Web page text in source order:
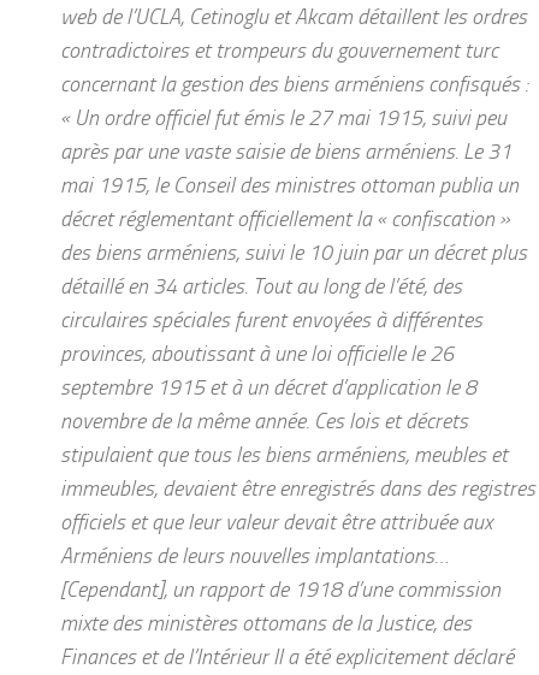
web de l’UCLA, Cetinoglu et Akcam détaillent les ordres
contradictoires et trompeurs du gouvernement turc
concernant la gestion des biens arméniens confisqués :
« Un ordre officiel fut émis le 27 mai 1915, suivi peu
après par une vaste saisie de biens arméniens. Le 31
mai 1915, le Conseil des ministres ottoman publia un
décret réglementant officiellement la « confiscation »
des biens arméniens, suivi le 10 juin par un décret plus
détaillé en 34 articles. Tout au long de l’été, des
circulaires spéciales furent envoyées à différentes
provinces, aboutissant à une loi officielle le 26
septembre 1915 et à un décret d’application le 8
novembre de la même année. Ces lois et décrets
stipulaient que tous les biens arméniens, meubles et
immeubles, devaient être enregistrés dans des registres
officiels et que leur valeur devait être attribuée aux
Arméniens de leurs nouvelles implantations…
[Cependant], un rapport de 1918 d’une commission
mixte des ministères ottomans de la Justice, des
Finances et de l’Intérieur Il a été explicitement déclaré